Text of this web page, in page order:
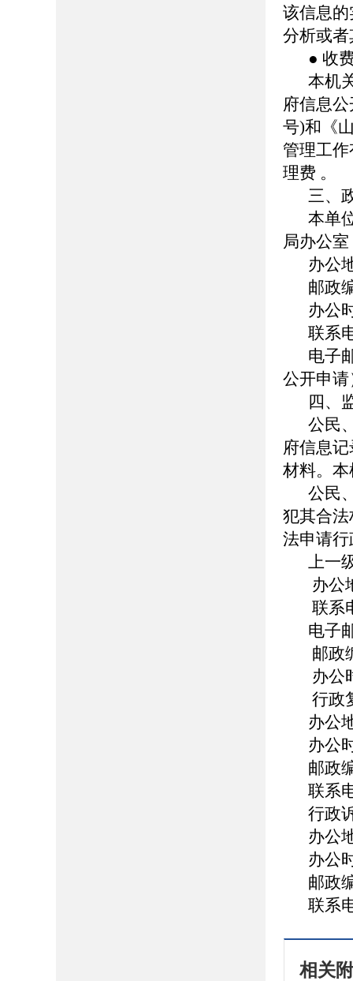
该信息
分析或
● 收
本机
府信息
号)和《
管理工
理费 。
三、
本单
局办公室
办公
邮政
办公
联系
电子
公开申请
四、
公民
府信息
材料。
公民
犯其合
法申请
上一
办公
联系
电子
邮政
办公
行政
办公
办公
邮政
联系
行政
办公
办公
邮政
联系
相关